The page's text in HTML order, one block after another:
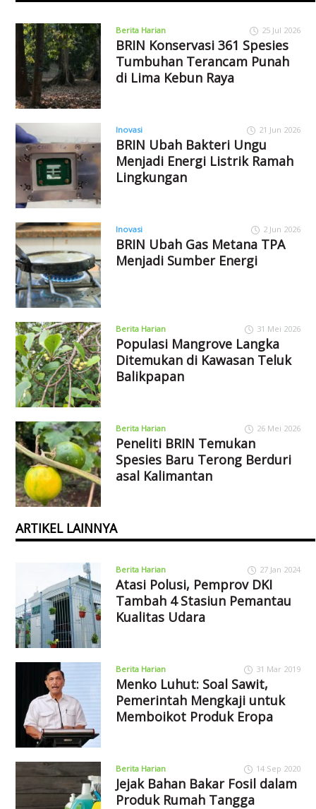
Berita Harian 25 Jul 2026
BRIN Konservasi 361 Spesies
Tumbuhan Terancam Punah
di Lima Kebun Raya
Inovasi 21 Jun 2026
BRIN Ubah Bakteri Ungu
Menjadi Energi Listrik Ramah
Lingkungan
Inovasi 2 Jun 2026
BRIN Ubah Gas Metana TPA
Menjadi Sumber Energi
Berita Harian 31 Mei 2026
Populasi Mangrove Langka
Ditemukan di Kawasan Teluk
Balikpapan
Berita Harian 26 Mei 2026
Peneliti BRIN Temukan
Spesies Baru Terong Berduri
asal Kalimantan
ARTIKEL LAINNYA
Berita Harian 27 Jan 2024
Atasi Polusi, Pemprov DKI
Tambah 4 Stasiun Pemantau
Kualitas Udara
Berita Harian 31 Mar 2019
Menko Luhut: Soal Sawit,
Pemerintah Mengkaji untuk
Memboikot Produk Eropa
Berita Harian 14 Sep 2020
Jejak Bahan Bakar Fosil dalam
Produk Rumah Tangga